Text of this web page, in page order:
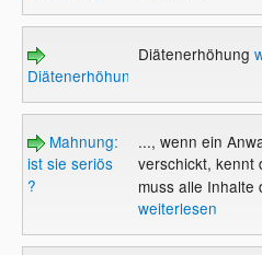
Diätenerhöhung
Diätenerhöhung
Mahnung:
ist sie seriös
?
..., wenn ein
verschickt, kennt
muss alle Inhalte
weiterlesen